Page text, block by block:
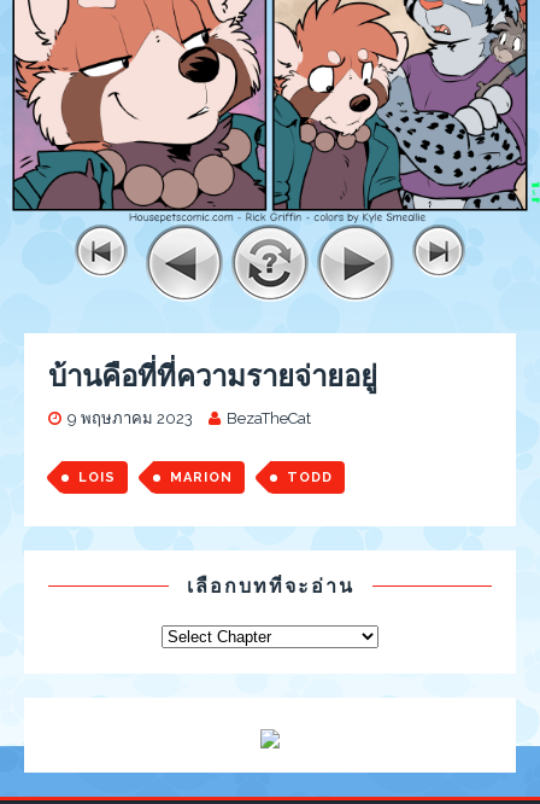
บ้านคือที่ที่ความรายจ่ายอยู่
9 พฤษภาคม 2023 BezaTheCat
LOIS MARION TODD
เลือกบทที่จะอ่าน